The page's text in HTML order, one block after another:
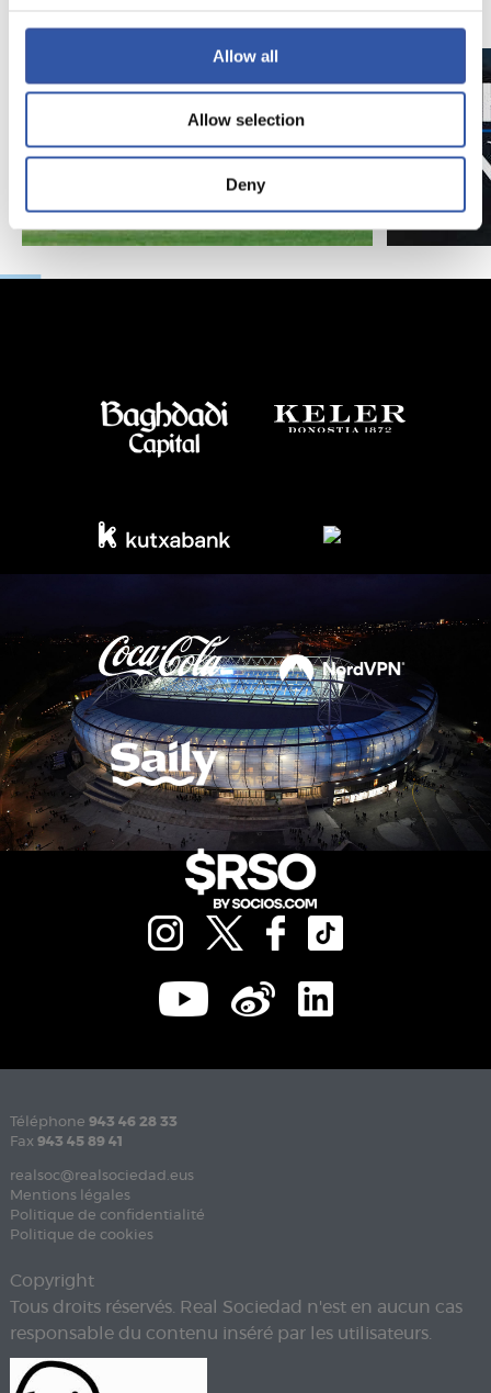
Allow all
Allow selection
Deny
Téléphone 943 46 28 33
Fax 943 45 89 41
realsoc@realsociedad.eus
Mentions légales
Politique de confidentialité
Politique de cookies
Copyright
Tous droits réservés. Real Sociedad n'est en aucun cas
responsable du contenu inséré par les utilisateurs.